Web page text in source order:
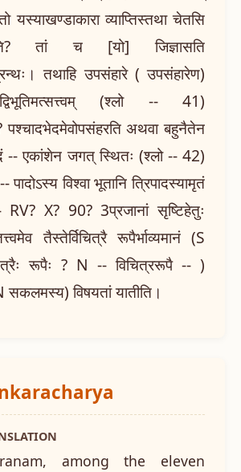
यस्याखण्डाकारा व्याप्तिस्तथा चेतसि
तां च [यो] जिज्ञासति
तथाहि उपसंहारे ( उपसंहारेण)
(श्लो -- 41)
पश्चादभेदमेवोपसंहरति अथवा बहुनैतेन
-- एकांशेन जगत् स्थितः (श्लो -- 42)
विश्वा भूतानि त्रिपादस्यामृतं
RV? X? 90? 3प्रजानां सृष्टिहेतुः
तैस्तेर्विचित्रै रूपैर्भाव्यमानं (S
रूपैः ? N -- विचित्ररूपै -- )
विषयतां यातीति।
among the eleven